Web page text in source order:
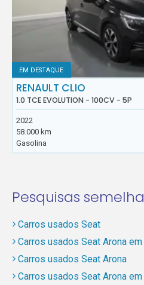
EM DESTAQUE
RENAULT CLIO
1.0 TCE EVOLUTION - 100CV - 5P
2022
58.000 km
Gasolina
Pesquisas
Carros usados Seat
Carros usados Seat Arona
Carros usados Seat Arona
Carros usados Seat Arona